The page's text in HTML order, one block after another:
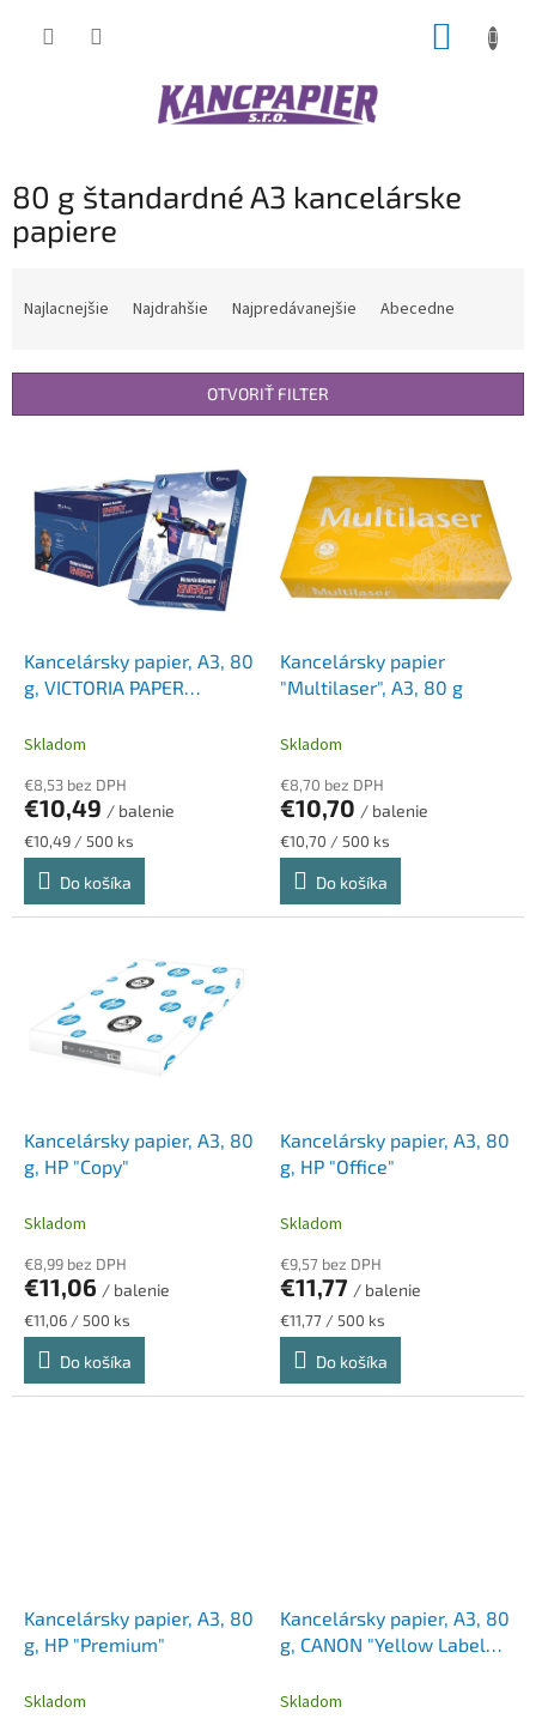
80 g štandardné A3 kancelárske
papiere
i
Najlacnejšie Najdrahšie Najpredávanejšie Abecedne
OTVORIŤ FILTER
Kancelársky papier, A3, 80
g, VICTORIA PAPER
Skladom
€8,53 bez DPH
€10,49 / balenie
Jednotková
cena:
€10,49 / 500 ks
Do košíka
Kancelársky papier
"Multilaser", A3, 80 g
Skladom
€8,70 bez DPH
€10,70 / balenie
Jednotková
cena:
€10,70 / 500 ks
Do košíka
Kancelársky papier, A3, 80
g, HP "Copy"
Skladom
€8,99 bez DPH
€11,06 / balenie
Jednotková
cena:
€11,06 / 500 ks
Do košíka
Kancelársky papier, A3, 80
g, HP "Office"
Skladom
€9,57 bez DPH
€11,77 / balenie
Jednotková
cena:
€11,77 / 500 ks
Do košíka
Kancelársky papier, A3, 80
g, HP "Premium"
Skladom
Kancelársky papier, A3, 80
g, CANON "Yellow Label
Skladom